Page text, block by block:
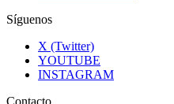
Síguenos
X (Twitter)
YOUTUBE
INSTAGRAM
Contacto